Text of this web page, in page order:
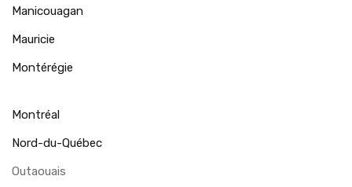
Manicouagan
Mauricie
Montérégie
Montréal
Nord-du-Québec
Outaouais